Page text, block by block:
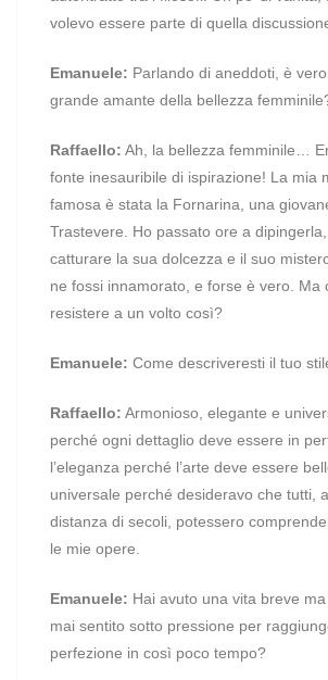
volevo essere parte di quella
Emanuele: Parlando di aneddoti, è
grande amante della bellezza
Raffaello: Ah, la bellezza femminile…
fonte inesauribile di ispirazione! La mia
famosa è stata la Fornarina, una
Trastevere. Ho passato ore a
catturare la sua dolcezza e il suo
ne fossi innamorato, e forse è vero. Ma
resistere a un volto così?
Emanuele: Come descriveresti il tuo
Raffaello: Armonioso, elegante e
perché ogni dettaglio deve essere in
l’eleganza perché l’arte deve essere
universale perché desideravo che tutti,
distanza di secoli, potessero
le mie opere.
Emanuele: Hai avuto una vita breve
mai sentito sotto pressione per
perfezione in così poco tempo?